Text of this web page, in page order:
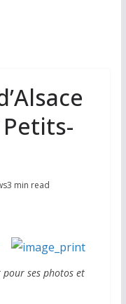
3 min read
pour ses photos et